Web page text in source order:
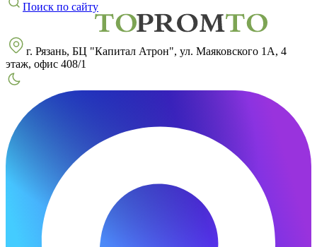
Поиск по сайту
г. Рязань, БЦ "Капитал Атрон", ул. Маяковского 1А, 4
этаж, офис 408/1